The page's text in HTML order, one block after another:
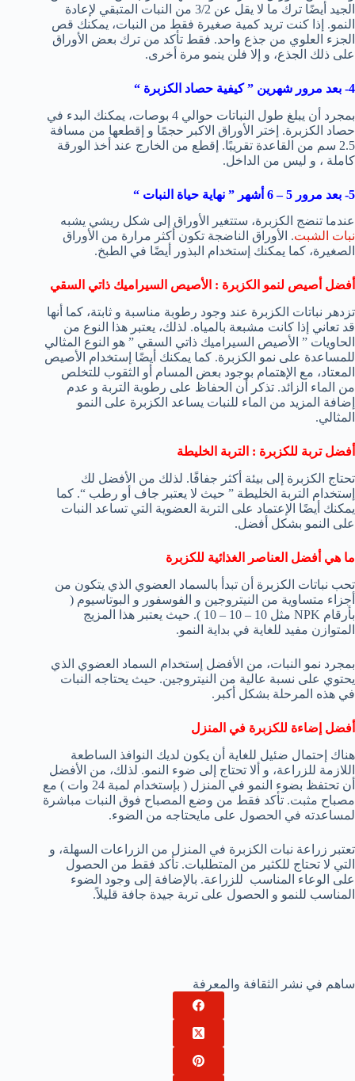
الجيد أيضًا ترك ما لا يقل عن 3/2 من النبات المتبقي لإعادة
النمو. إذا كنت تريد كمية صغيرة فقط من النبات، يمكنك قص
الجزء العلوي من جذع واحد. فقط تأكد من ترك بعض الأوراق
على ذلك الجذع، و إلا فلن ينمو مرة أخرى.
4- بعد مرور شهرين ” كيفية حصاد الكزبرة “
بمجرد أن يبلغ طول النباتات حوالي 4 بوصات، يمكنك البدء في
حصاد الكزبرة. إختر الأوراق الاكبر حجمًا و إقطعها من مسافة
2.5 سم من القاعدة تقريبًا. إقطع من الخارج عند أخذ الورقة
كاملة ، و ليس من الداخل.
5- بعد مرور 5 – 6 أشهر ” نهاية حياة النبات “
عندما تنضج الكزبرة، ستتغير الأوراق إلى شكل ريشي يشبه
نبات الشبت. الأوراق الناضجة تكون أكثر مرارة من الأوراق
الصغيرة، كما يمكنك إستخدام البذور أيضًا في الطبخ.
أفضل أصيص لنمو الكزبرة : الأصيص السيراميك ذاتي السقي
تزدهر نباتات الكزبرة عند وجود رطوبة مناسبة و ثابتة، كما أنها
قد تعاني إذا كانت مشبعة بالمياه. لذلك، يعتبر هذا النوع من
الحاويات ” الأصيص السيراميك ذاتي السقي ” هو النوع المثالي
للمساعدة على نمو الكزبرة. كما يمكنك أيضًا إستخدام الأصيص
المعتاد، مع الإهتمام بوجود بعض المسام أو الثقوب للتخلص
من الماء الزائد. تذكر أن الحفاظ على رطوبة التربة و عدم
إضافة المزيد من الماء للنبات يساعد الكزبرة على النمو
المثالي.
أفضل تربة للكزبرة : التربة الخليطة
تحتاج الكزبرة إلى بيئة أكثر جفافًا. لذلك من الأفضل لك
إستخدام التربة الخليطة ” حيث لا يعتبر جاف أو رطب “. كما
يمكنك أيضًا الإعتماد على التربة العضوية التي تساعد النبات
على النمو بشكل أفضل.
ما هي أفضل العناصر الغذائية للكزبرة
تحب نباتات الكزبرة أن تبدأ بالسماد العضوي الذي يتكون من
أجزاء متساوية من النيتروجين و الفوسفور و البوتاسيوم (
بأرقام NPK مثل 10 – 10 – 10 ). حيث يعتبر هذا المزيج
المتوازن مفيد للغاية في بداية النمو.
بمجرد نمو النبات، من الأفضل إستخدام السماد العضوي الذي
يحتوي على نسبة عالية من النيتروجين. حيث يحتاجه النبات
في هذه المرحلة بشكل أكبر.
أفضل إضاءة للكزبرة في المنزل
هناك إحتمال ضئيل للغاية أن يكون لديك النوافذ الساطعة
اللازمة للزراعة، و ألا تحتاج إلى ضوء النمو. لذلك، من الأفضل
أن تحتفظ بضوء النمو في المنزل ( بإستخدام لمبة 24 وات ) مع
مصباح مثبت. تأكد فقط من وضع المصباح فوق النبات مباشرة
لمساعدته في الحصول على مايحتاجه من الضوء.
تعتبر زراعة نبات الكزبرة في المنزل من الزراعات السهلة، و
التي لا تحتاج للكثير من المتطلبات. تأكد فقط من الحصول
على الوعاء المناسب للزراعة. بالإضافة إلى وجود الضوء
المناسب للنمو و الحصول على تربة جيدة جافة قليلاً.
ساهم في نشر الثقافة والمعرفة